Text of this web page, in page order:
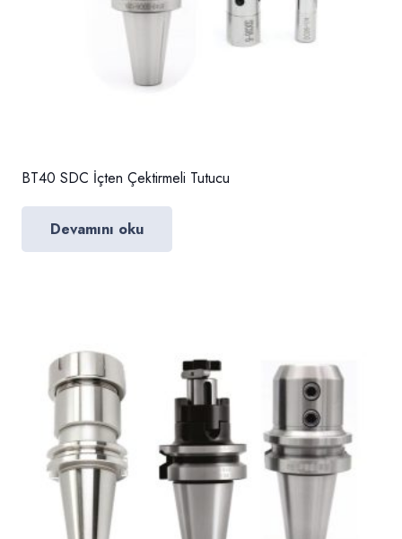
BT40 SDC İçten Çektirmeli Tutucu
Devamını oku